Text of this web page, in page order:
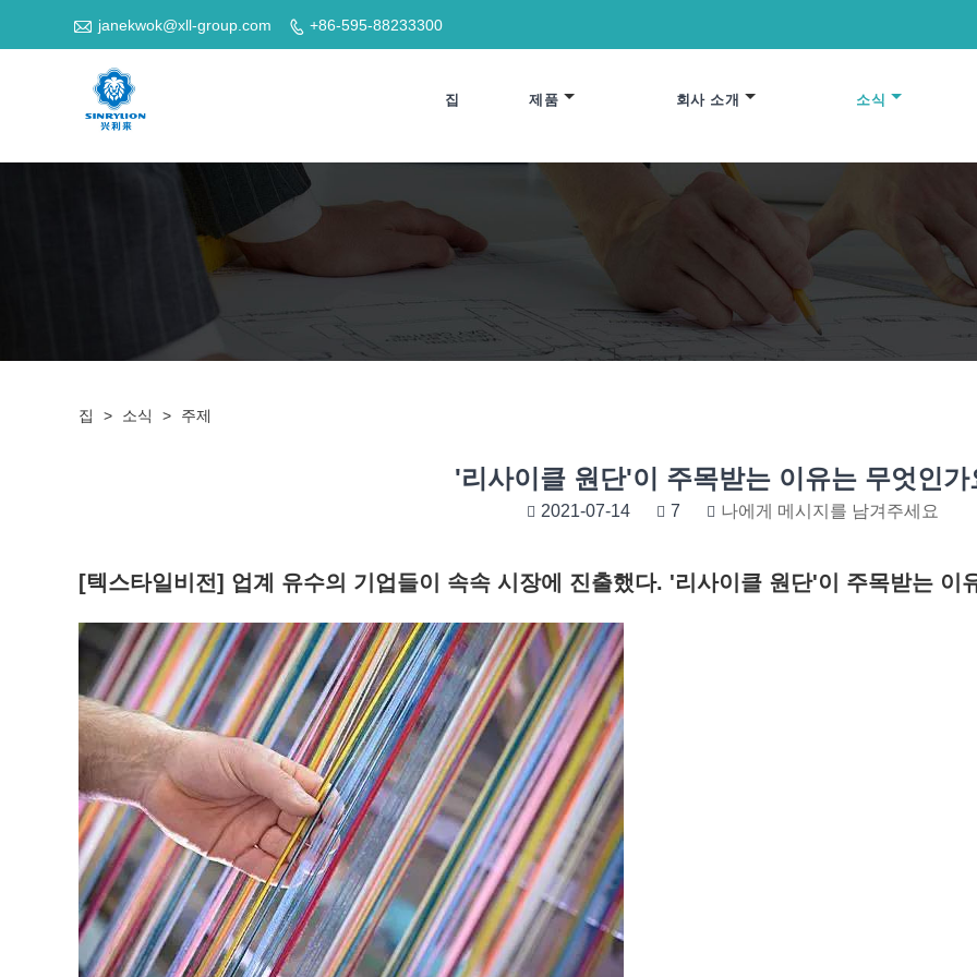
 janekwok@xll-group.com  +86-595-88233300
집 제품 회사 소개 소식
집 > 소식 > 주제
'리사이클 원단'이 주목받는 이유는 무엇인가
2021-07-14 7 나에게 메시지를 남겨주세요
[텍스타일비전] 업계 유수의 기업들이 속속 시장에 진출했다. '리사이클 원단'이 주목받는 이